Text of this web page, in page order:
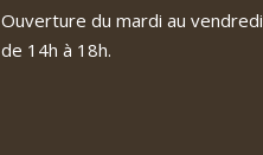
Ouverture du mardi au vendredi
de 14h à 18h.